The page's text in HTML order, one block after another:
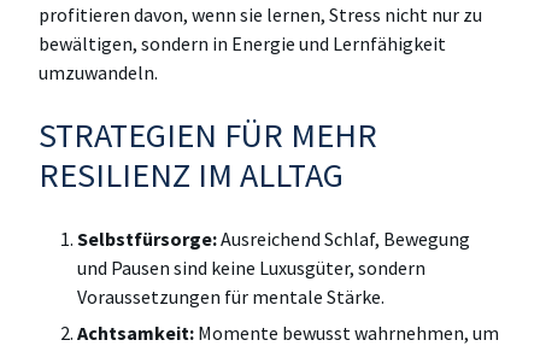
profitieren davon, wenn sie lernen, Stress nicht nur zu
bewältigen, sondern in Energie und Lernfähigkeit
umzuwandeln.
STRATEGIEN FÜR MEHR
RESILIENZ IM ALLTAG
Selbstfürsorge:Ausreichend Schlaf, Bewegung
und Pausen sind keine Luxusgüter, sondern
Voraussetzungen für mentale Stärke.
Achtsamkeit: Momente bewusst wahrnehmen, um